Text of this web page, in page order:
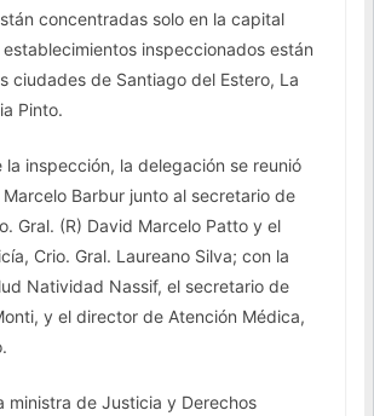
concentradas solo en la capital
inspeccionados están
ciudades de Santiago del Estero, La
Pinto.
la inspección, la delegación se reunió
Barbur junto al secretario de
Gral. (R) David Marcelo Patto y el
Crio. Gral. Laureano Silva; con la
Natividad Nassif, el secretario de
y el director de Atención Médica,
ministra de Justicia y Derechos